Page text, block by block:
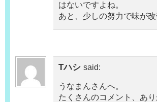
はないですよね。
あと、少しの努力で味が
Tハシ said:
うなまんさんへ。
たくさんのコメント、あ